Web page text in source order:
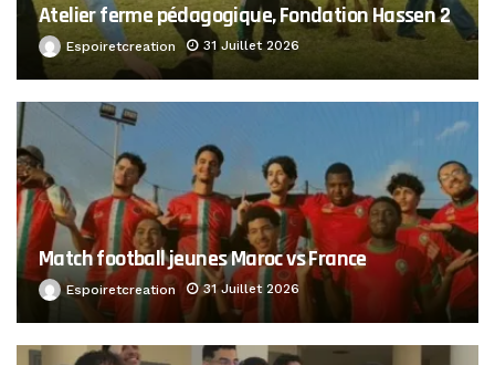
Atelier ferme pédagogique, Fondation Hassen 2
Espoiretcreation 31 Juillet 2026
Match football jeunes Maroc vs France
Espoiretcreation 31 Juillet 2026